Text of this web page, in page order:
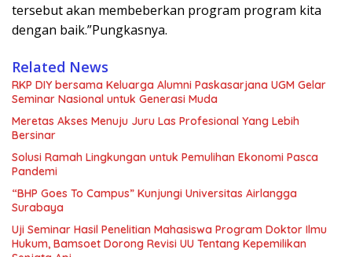
tersebut akan membeberkan program program kita
dengan baik.”Pungkasnya.
Related News
RKP DIY bersama Keluarga Alumni Paskasarjana UGM Gelar
Seminar Nasional untuk Generasi Muda
Meretas Akses Menuju Juru Las Profesional Yang Lebih
Bersinar
Solusi Ramah Lingkungan untuk Pemulihan Ekonomi Pasca
Pandemi
“BHP Goes To Campus” Kunjungi Universitas Airlangga
Surabaya
Uji Seminar Hasil Penelitian Mahasiswa Program Doktor Ilmu
Hukum, Bamsoet Dorong Revisi UU Tentang Kepemilikan